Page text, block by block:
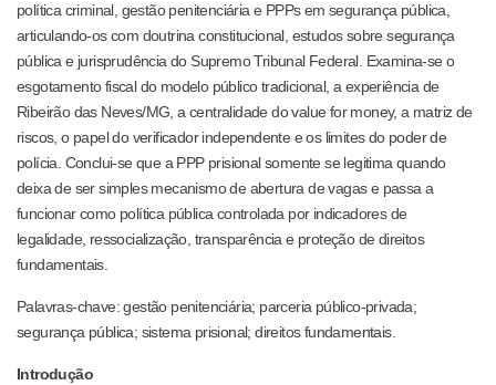
política criminal, gestão penitenciária e PPPs em segurança pública,
articulando-os com doutrina constitucional, estudos sobre segurança
pública e jurisprudência do Supremo Tribunal Federal. Examina-se o
esgotamento fiscal do modelo público tradicional, a experiência de
Ribeirão das Neves/MG, a centralidade do value for money, a matriz de
riscos, o papel do verificador independente e os limites do poder de
polícia. Conclui-se que a PPP prisional somente se legitima quando
deixa de ser simples mecanismo de abertura de vagas e passa a
funcionar como política pública controlada por indicadores de
legalidade, ressocialização, transparência e proteção de direitos
fundamentais.
Palavras-chave: gestão penitenciária; parceria público-privada;
segurança pública; sistema prisional; direitos fundamentais.
Introdução